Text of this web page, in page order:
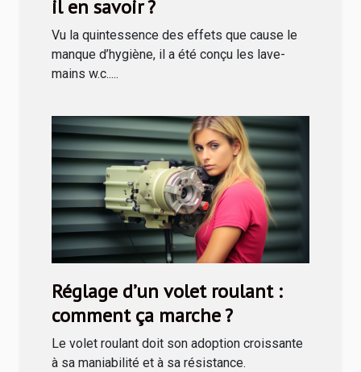
il en savoir ?
Vu la quintessence des effets que cause le
manque d’hygiène, il a été conçu les lave-
mains w.c.....
Réglage d’un volet roulant :
comment ça marche ?
Le volet roulant doit son adoption croissante
à sa maniabilité et à sa résistance.